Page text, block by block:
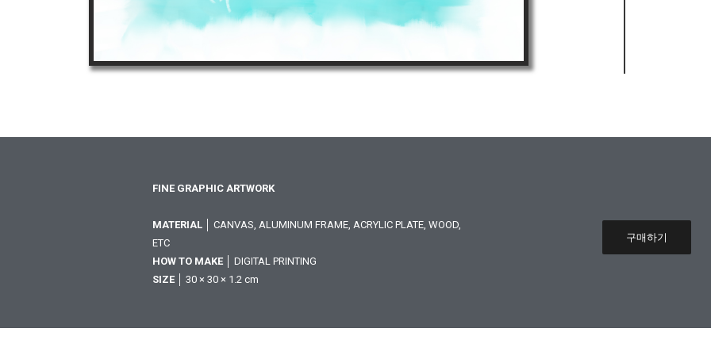
FINE GRAPHIC ARTWORK
MATERIAL │ CANVAS, ALUMINUM FRAME, ACRYLIC PLATE, WOOD,
ETC
HOW TO MAKE │ DIGITAL PRINTING
SIZE │ 30 × 30 × 1.2 cm
구매하기